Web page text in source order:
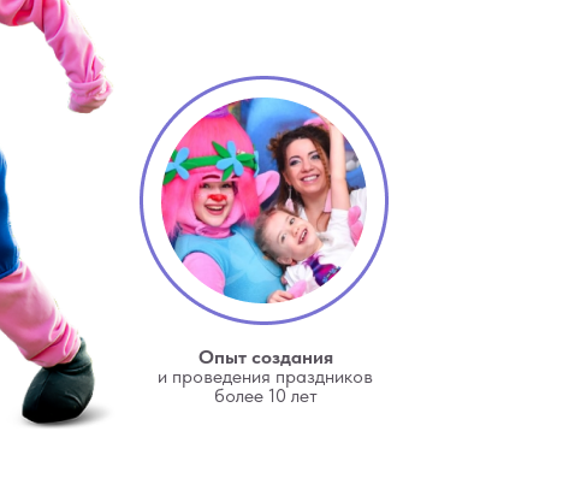
Опыт создания
и проведения праздников
более 10 лет